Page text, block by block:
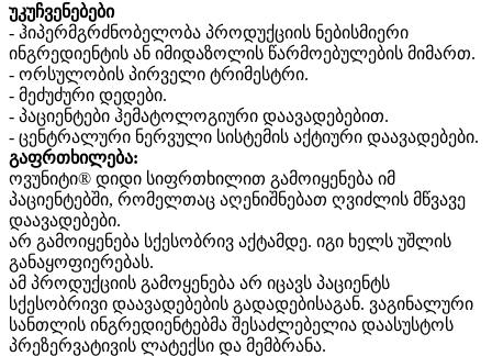
უკუჩვენებები
- ჰიპერმგრძნობელობა პროდუქციის ნებისმიერი
ინგრედიენტის ან იმიდაზოლის წარმოებულების მიმართ.
- ორსულობის პირველი ტრიმესტრი.
- მეძუძური დედები.
- პაციენტები ჰემატოლოგიური დაავადებებით.
- ცენტრალური ნერვული სისტემის აქტიური დაავადებები.
გაფრთხილება:
ოვუნიტი® დიდი სიფრთხილით გამოიყენება იმ
პაციენტებში, რომელთაც აღენიშნებათ ღვიძლის მწვავე
დაავადებები.
არ გამოიყენება სქესობრივ აქტამდე. იგი ხელს უშლის
განაყოფიერებას.
ამ პროდუქციის გამოყენება არ იცავს პაციენტს
სქესობრივი დაავადებების გადადებისაგან. ვაგინალური
სანთლის ინგრედიენტებმა შესაძლებელია დაასუსტოს
პრეზერვატივის ლატექსი და მემბრანა.